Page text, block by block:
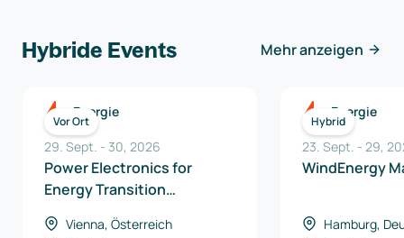
Hybride Events Mehr anzeigen
Vor Ort
Energie
29. Sept. - 30, 2026
Power Electronics for
Energy Transition
Vienna, Österreich
Hybrid
Energie
23. Sept. - 29,
WindEnergy
Hamburg,